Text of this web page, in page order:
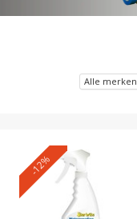
Alle merken
-12%